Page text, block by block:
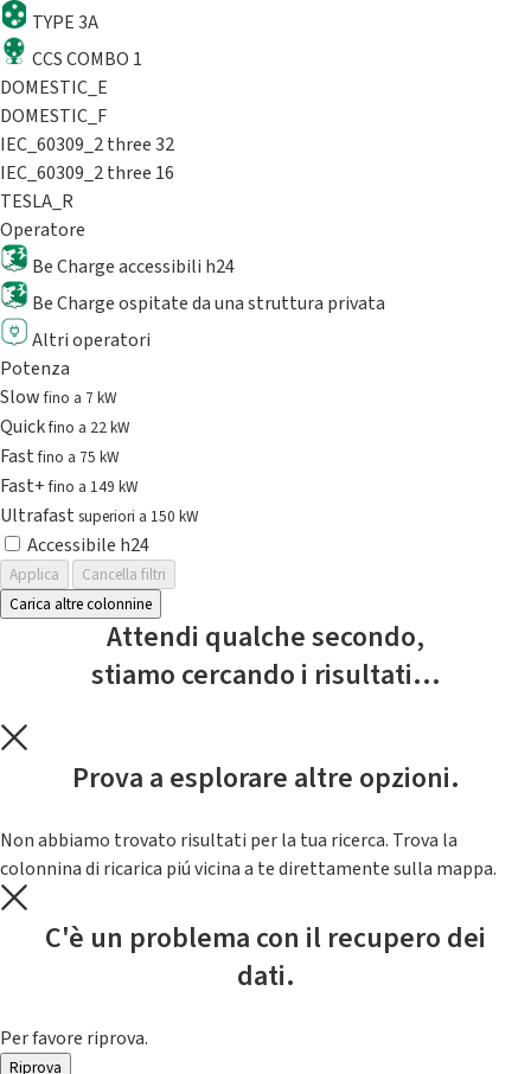
TYPE 3A
CCS COMBO 1
DOMESTIC_E
DOMESTIC_F
IEC_60309_2 three 32
IEC_60309_2 three 16
TESLA_R
Operatore
Be Charge accessibili h24
Be Charge ospitate da una struttura privata
Altri operatori
Potenza
Slowfino a 7 kW
Quickfino a 22 kW
Fastfino a 75 kW
Fast+fino a 149 kW
Ultrafast superiori a 150 kW
Accessibile h24
Applica
Cancella filtri
Carica altre colonnine
Attendi qualche secondo,
stiamo cercando i risultati...
Prova a esplorare altre opzioni.
Non abbiamo trovato risultati per la tua ricerca. Trova la
colonnina di ricarica piú vicina a te direttamente sulla mappa.
C'è un problema con il recupero dei
dati.
Per favore riprova.
Riprova